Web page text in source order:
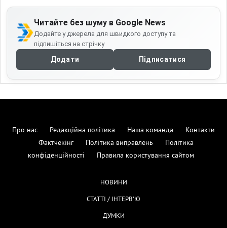
Читайте без шуму в Google News
Додайте у джерела для швидкого доступу та
підпишіться на стрічку
Додати Підписатися
Про нас Редакційна політика Наша команда
Контакти
Фактчекінг
Політика виправлень
Політика
конфіденційності
Правила користування сайтом
НОВИНИ
СТАТТІ / ІНТЕРВ'Ю
ДУМКИ